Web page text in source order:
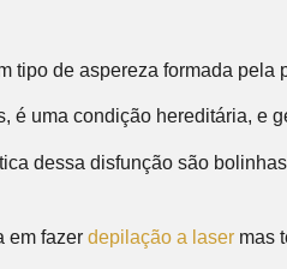
tipo de aspereza formada
é uma condição hereditária, e
dessa disfunção são
em fazer depilação a laser mas